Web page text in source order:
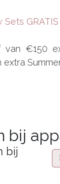
Sets GRATIS
van €150
bij
bij